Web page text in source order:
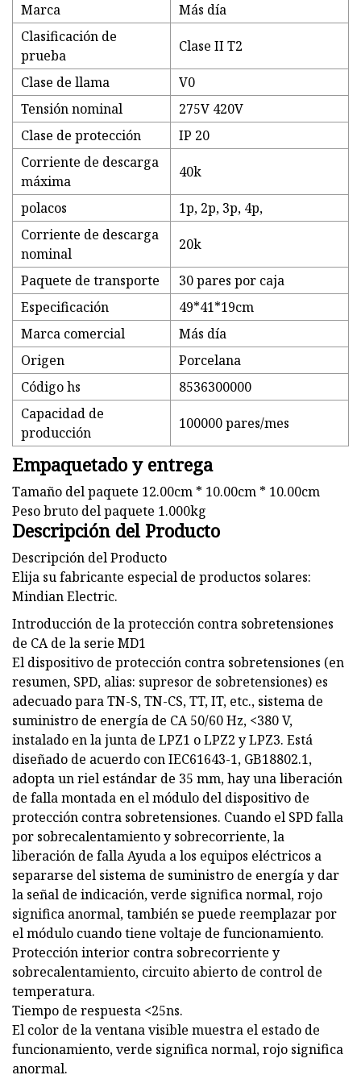
Marca
Más día
Clasificación de
prueba
Clase II T2
Clase de llama
V0
Tensión nominal
275V 420V
Clase de protección
IP 20
Corriente de descarga
máxima
40k
polacos
1p, 2p, 3p, 4p,
Corriente de descarga
nominal
20k
Paquete de transporte
30 pares por caja
Especificación
49*41*19cm
Marca comercial
Más día
Origen
Porcelana
Código hs
8536300000
Capacidad de
producción
100000 pares/mes
Empaquetado y entrega
Tamaño del paquete 12.00cm * 10.00cm * 10.00cm
Peso bruto del paquete 1.000kg
Descripción del Producto
Descripción del Producto
Elija su fabricante especial de productos solares:
Mindian Electric.
Introducción de la protección contra sobretensiones
de CA de la serie MD1
El dispositivo de protección contra sobretensiones (en
resumen, SPD, alias: supresor de sobretensiones) es
adecuado para TN-S, TN-CS, TT, IT, etc., sistema de
suministro de energía de CA 50/60 Hz, <380 V,
instalado en la junta de LPZ1 o LPZ2 y LPZ3. Está
diseñado de acuerdo con IEC61643-1, GB18802.1,
adopta un riel estándar de 35 mm, hay una liberación
de falla montada en el módulo del dispositivo de
protección contra sobretensiones. Cuando el SPD falla
por sobrecalentamiento y sobrecorriente, la
liberación de falla Ayuda a los equipos eléctricos a
separarse del sistema de suministro de energía y dar
la señal de indicación, verde significa normal, rojo
significa anormal, también se puede reemplazar por
el módulo cuando tiene voltaje de funcionamiento.
Protección interior contra sobrecorriente y
sobrecalentamiento, circuito abierto de control de
temperatura.
Tiempo de respuesta <25ns.
El color de la ventana visible muestra el estado de
funcionamiento, verde significa normal, rojo significa
anormal.